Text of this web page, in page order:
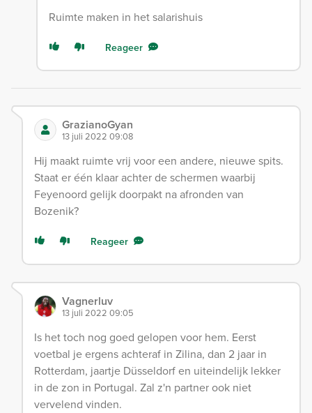
Ruimte maken in het salarishuis
Reageer
GrazianoGyan
13 juli 2022 09:08
Hij maakt ruimte vrij voor een andere, nieuwe spits.
Staat er één klaar achter de schermen waarbij
Feyenoord gelijk doorpakt na afronden van
Bozenik?
Reageer
Vagnerluv
13 juli 2022 09:05
Is het toch nog goed gelopen voor hem. Eerst
voetbal je ergens achteraf in Zilina, dan 2 jaar in
Rotterdam, jaartje Düsseldorf en uiteindelijk lekker
in de zon in Portugal. Zal z'n partner ook niet
vervelend vinden.